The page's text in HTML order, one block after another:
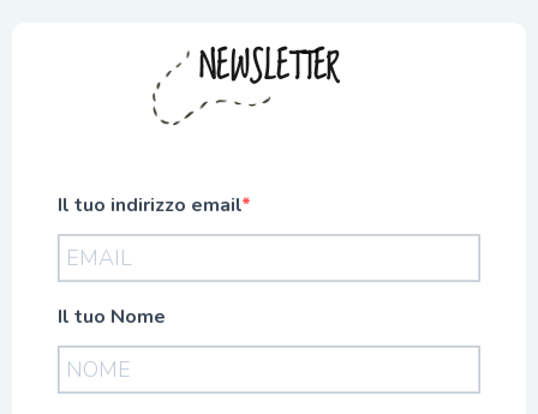
NEWSLETTER
Il tuo indirizzo email
Il tuo Nome